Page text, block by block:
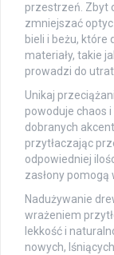
przestrzeń. Zbyt
zmniejszać
bieli i beżu, które
materiały, takie
prowadzi do
Unikaj
powoduje chaos
dobranych
przytłaczając
odpowiedniej
zasłony
Nadużywanie
wrażeniem
lekkość i
nowych,